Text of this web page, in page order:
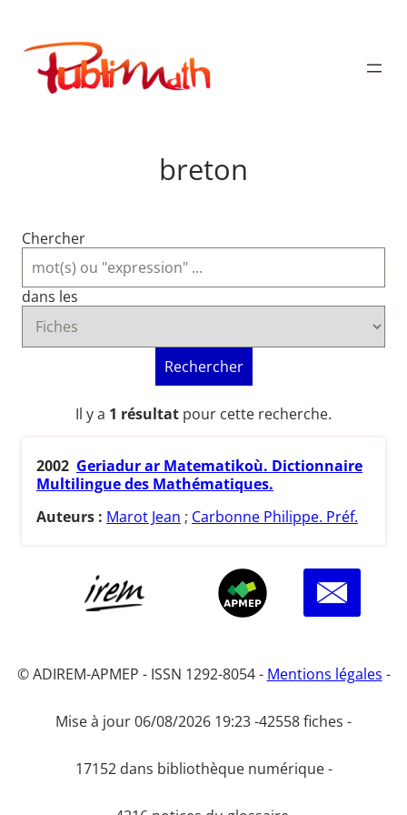
contenu
Publimath
breton
Chercher
dans les
Rechercher
Il y a 1 résultat pour cette recherche.
2002 Geriadur ar Matematikoù. Dictionnaire
Multilingue des Mathématiques.
Auteurs : Marot Jean ; Carbonne Philippe. Préf.
© ADIREM-APMEP - ISSN 1292-8054 - Mentions légales -
Mise à jour 06/08/2026 19:23 -42558 fiches -
17152 dans bibliothèque numérique -